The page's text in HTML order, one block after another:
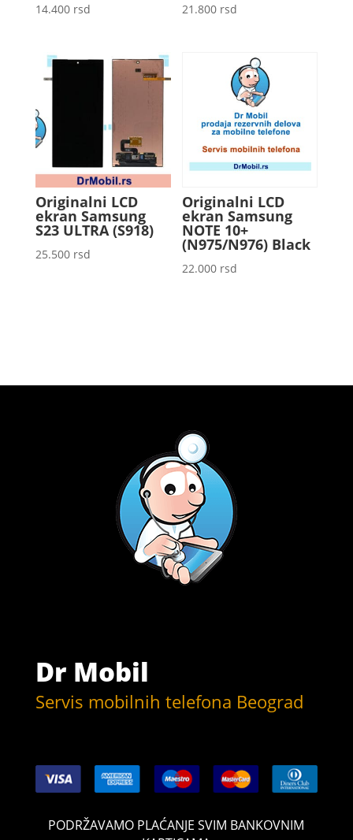
14.400 rsd 21.800 rsd
Originalni LCD
ekran Samsung
S23 ULTRA (S918)
25.500 rsd
Originalni LCD
ekran Samsung
NOTE 10+
(N975/N976) Black
22.000 rsd
Dr Mobil
Servis mobilnih telefona Beograd
PODRŽAVAMO PLAĆANJE SVIM BANKOVNIM